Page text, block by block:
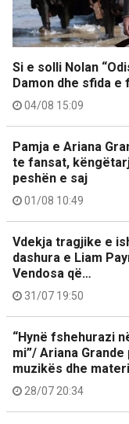
Si e solli Nolan
Damon dhe sfida
04/08 15:09
Pamja e Ariana
te fansat,
peshën e saj
01/08 10:49
Vdekja tragjike e
dashura e Liam
Vendosa që…
31/07 19:50
“Hynë fshehurazi
mi”/ Ariana
muzikës dhe
28/07 20:34